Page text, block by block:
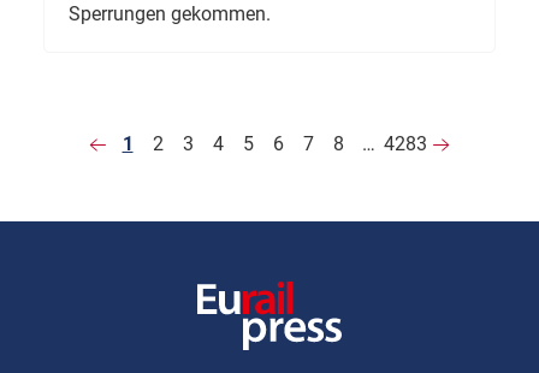
Sperrungen gekommen.
1 2 3 4 5 6 7 8 … 4283